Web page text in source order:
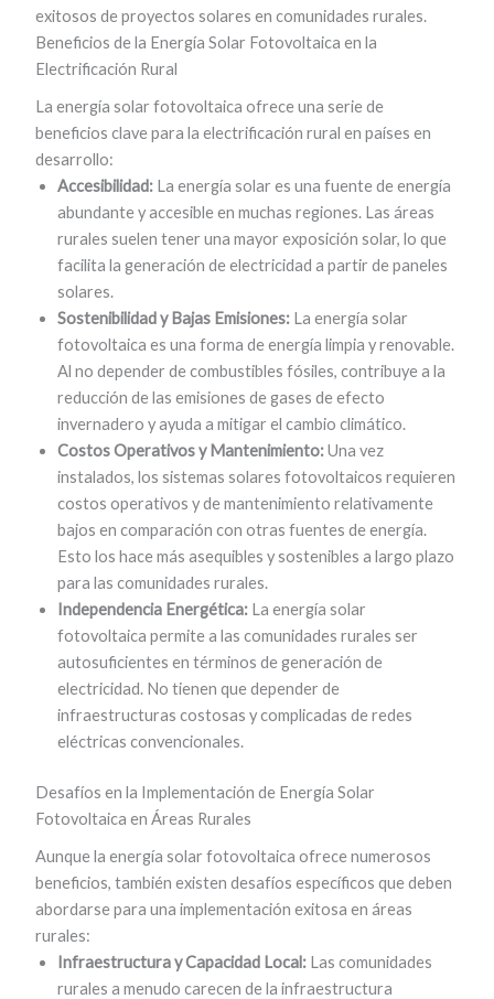
exitosos de proyectos solares en comunidades rurales.
Beneficios de la Energía Solar Fotovoltaica en la
Electrificación Rural
La energía solar fotovoltaica ofrece una serie de
beneficios clave para la electrificación rural en países en
desarrollo:
Accesibilidad: La energía solar es una fuente de energía
abundante y accesible en muchas regiones. Las áreas
rurales suelen tener una mayor exposición solar, lo que
facilita la generación de electricidad a partir de paneles
solares.
Sostenibilidad y Bajas Emisiones: La energía solar
fotovoltaica es una forma de energía limpia y renovable.
Al no depender de combustibles fósiles, contribuye a la
reducción de las emisiones de gases de efecto
invernadero y ayuda a mitigar el cambio climático.
Costos Operativos y Mantenimiento:Una vez
instalados, los sistemas solares fotovoltaicos requieren
costos operativos y de mantenimiento relativamente
bajos en comparación con otras fuentes de energía.
Esto los hace más asequibles y sostenibles a largo plazo
para las comunidades rurales.
Independencia Energética: La energía solar
fotovoltaica permite a las comunidades rurales ser
autosuficientes en términos de generación de
electricidad. No tienen que depender de
infraestructuras costosas y complicadas de redes
eléctricas convencionales.
Desafíos en la Implementación de Energía Solar
Fotovoltaica en Áreas Rurales
Aunque la energía solar fotovoltaica ofrece numerosos
beneficios, también existen desafíos específicos que deben
abordarse para una implementación exitosa en áreas
rurales:
Infraestructura y Capacidad Local: Las comunidades
rurales a menudo carecen de la infraestructura